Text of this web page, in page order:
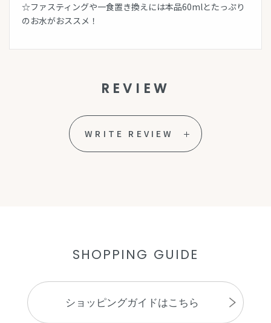
☆ファスティングや一食置き換えには本品60mlとたっぷり
のお水がおススメ！
REVIEW
WRITE REVIEW
SHOPPING GUIDE
ショッピングガイドはこちら